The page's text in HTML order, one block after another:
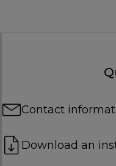
Contact
Download an